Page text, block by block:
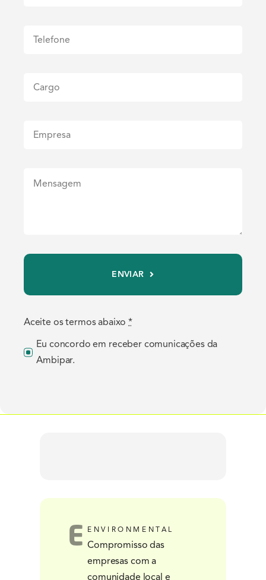
ENVIAR
Aceite os termos abaixo*
Eu concordo em receber comunicações da
Ambipar.
E ENVIRONMENTAL
Compromisso das
empresas com a
comunidade local e